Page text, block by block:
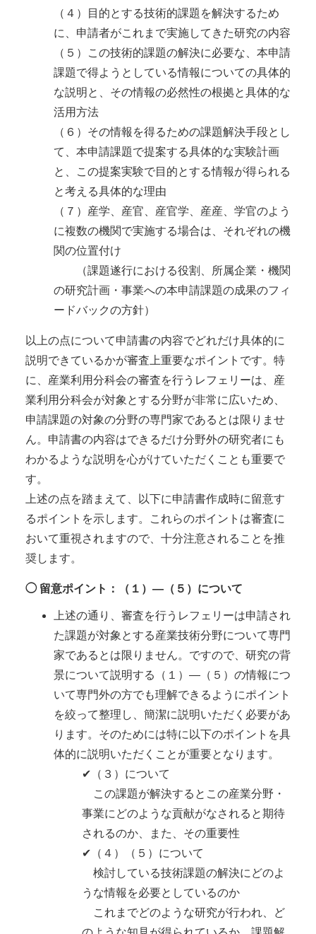
（４）目的とする技術的課題を解決するため
に、申請者がこれまで実施してきた研究の内容
（５）この技術的課題の解決に必要な、本申請
課題で得ようとしている情報についての具体的
な説明と、その情報の必然性の根拠と具体的な
活用方法
（６）その情報を得るための課題解決手段とし
て、本申請課題で提案する具体的な実験計画
と、この提案実験で目的とする情報が得られる
と考える具体的な理由
（７）産学、産官、産官学、産産、学官のよう
に複数の機関で実施する場合は、それぞれの機
関の位置付け
（課題遂行における役割、所属企業・機関
の研究計画・事業への本申請課題の成果のフィ
ードバックの方針）
以上の点について申請書の内容でどれだけ具体的に
説明できているかが審査上重要なポイントです。特
に、産業利用分科会の審査を行うレフェリーは、産
業利用分科会が対象とする分野が非常に広いため、
申請課題の対象の分野の専門家であるとは限りませ
ん。申請書の内容はできるだけ分野外の研究者にも
わかるような説明を心がけていただくことも重要で
す。
上述の点を踏まえて、以下に申請書作成時に留意す
るポイントを示します。これらのポイントは審査に
おいて重視されますので、十分注意されることを推
奨します。
◯ 留意ポイント：（１）―（５）について
上述の通り、審査を行うレフェリーは申請され
た課題が対象とする産業技術分野について専門
家であるとは限りません。ですので、研究の背
景について説明する（１）―（５）の情報につ
いて専門外の方でも理解できるようにポイント
を絞って整理し、簡潔に説明いただく必要があ
ります。そのためには特に以下のポイントを具
体的に説明いただくことが重要となります。
✔（３）について
この課題が解決するとこの産業分野・
事業にどのような貢献がなされると期待
されるのか、また、その重要性
✔（４）（５）について
検討している技術課題の解決にどのよ
うな情報を必要としているのか
これまでどのような研究が行われ、ど